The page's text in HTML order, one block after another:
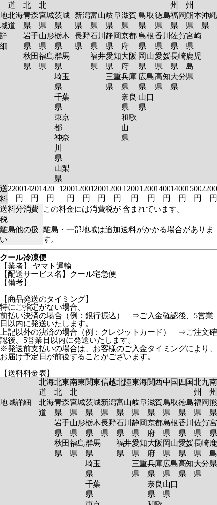
道
北
北
州
州
地
域
詳
細
北海
道
青森
県
岩手
県
秋田
県
宮城
県
山形
県
福島
県
茨城
県
栃木
県
群馬
県
埼玉
県
千葉
県
東京
都
神奈
川
県
山梨
県
新潟
県
長野
県
富山
県
石川
県
福井
県
岐阜
県
静岡
県
愛知
県
三重
県
滋賀
県
京都
府
大阪
府
兵庫
県
奈良
県
和歌
山
県
鳥取
県
島根
県
岡山
県
広島
県
山口
県
徳島
県
香川
県
愛媛
県
高知
県
福岡
県
佐賀
県
長崎
県
大分
県
熊本
県
宮崎
県
鹿児
島
県
沖縄
県
送
料
2200
円
1420
円
1420
円
1200
円
1200
円
1200
円
1200
円
1200
円
1200
円
1400
円
1400
円
1500
円
2200
円
送料分消費
税
この料金には消費税が 含まれています。
離島他の扱
い
離島・一部地域は追加送料がかかる場合がありま
す。
クール冷凍便
【業者】 ヤマト運輸
【配送サービス名】クール宅急便
【備考】
【商品発送のタイミング】
特にご指定がない場合、
前払い決済の場合（例：銀行振込） ⇒ご入金確認後、5営業
日以内に発送いたします。
上記以外の決済の場合（例：クレジットカード） ⇒ご注文確
認後、5営業日以内に発送いたします。
※発送前支払いの場合は、お客様のご入金タイミングにより、
お届け予定日が前後することがございます。
【送料料金表】
北海
道
北東
北
南東
北
関東信越北陸東海関西中国 四国北九
州
州
地域詳細
北海
道
青森
県
岩手
県
秋田
県
宮城
県
山形
県
福島
県
茨城
県
栃木
県
群馬
県
埼玉
県
千葉
県
新潟
県
長野
県
富山
県
石川
県
福井
県
岐阜
県
静岡
県
愛知
県
三重
県
滋賀
県
京都
府
大阪
府
兵庫
県
奈良
県
鳥取
県
島根
県
岡山
県
広島
県
山口
県
徳島
県
香川
県
愛媛
県
高知
県
福岡
県
佐賀
県
長崎
県
大分
県
島